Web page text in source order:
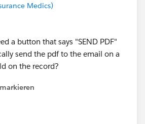
Medics)
a button that says "SEND PDF"
send the pdf to the email on a
on the record?